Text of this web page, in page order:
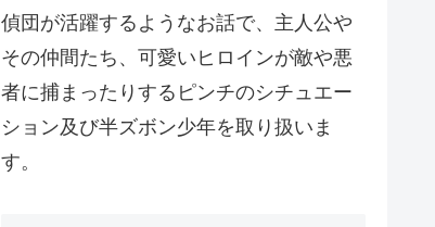
偵団が活躍するようなお話で、主人公や
その仲間たち、可愛いヒロインが敵や悪
者に捕まったりするピンチのシチュエー
ション及び半ズボン少年を取り扱いま
す。